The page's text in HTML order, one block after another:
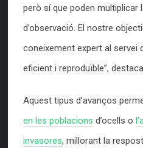
però sí que poden multiplicar
d’observació. El nostre
coneixement expert al servei
eficient i reproduïble”,
Aquest tipus d’avanços
en les poblacions d’ocells o
invasores, millorant la